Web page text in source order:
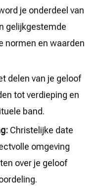
je onderdeel van
gelijkgestemde
normen en waarden
delen van je geloof
tot verdieping en
band.
Christelijke date
omgeving
over je geloof